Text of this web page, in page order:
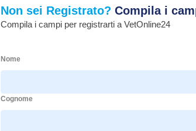
Non sei Registrato? Compila i
Compila i campi per registrarti a VetOnline24
Nome
Cognome